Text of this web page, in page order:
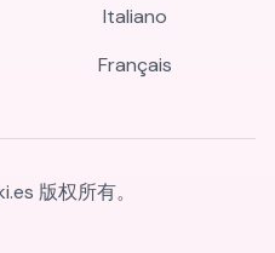
Italiano
Français
版权所有。